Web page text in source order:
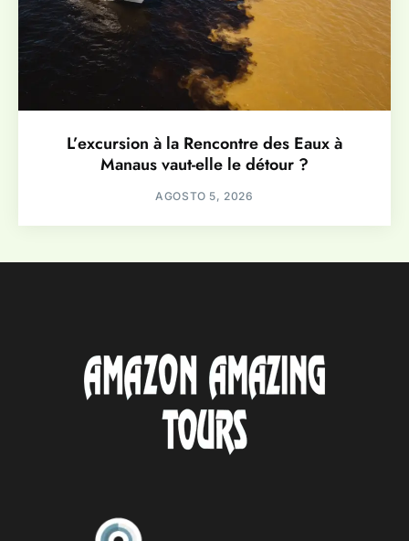
L’excursion à la Rencontre des Eaux à
Manaus vaut-elle le détour ?
AGOSTO 5, 2026